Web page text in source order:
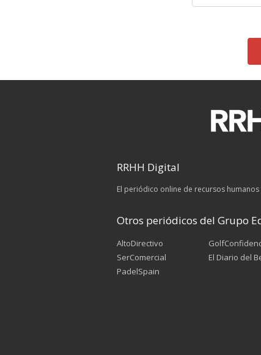
RRHH Digital
El periódico online de recursos
Otros periódicos del Grupo
AltoDirectivo
SerComercial
PadelSpain
El Diario del